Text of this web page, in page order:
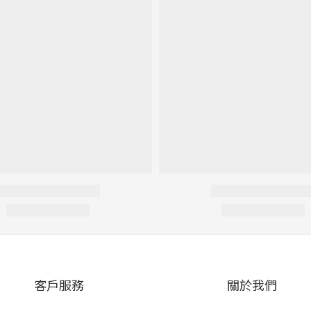
客戶服務 關於我們